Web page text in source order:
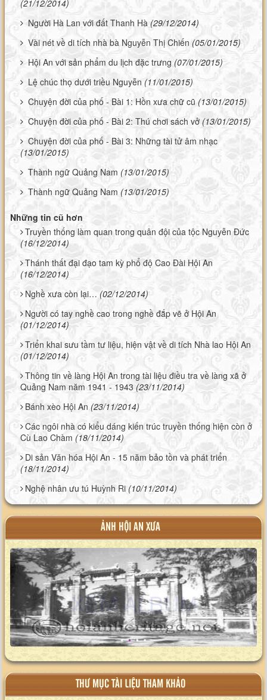
(21/12/2014)
Người Hà Lan với đất Thanh Hà (29/12/2014)
Vài nét về di tích nhà bà Nguyễn Thị Chiến (05/01/2015)
Hội An với sản phẩm du lịch đặc trưng (07/01/2015)
Lệ chúc thọ dưới triều Nguyễn (11/01/2015)
Chuyện đời của phố - Bài 1: Hồn xưa chữ cũ (13/01/2015)
Chuyện đời của phố - Bài 2: Thú chơi sách vở (13/01/2015)
Chuyện đời của phố - Bài 3: Những tài tử âm nhạc
(13/01/2015)
Thành ngữ Quảng Nam (13/01/2015)
Thành ngữ Quảng Nam (13/01/2015)
Những tin cũ hơn
Truyền thống làm quan trong quân đội của tộc Nguyễn Đức
(16/12/2014)
Thánh thất đại đạo tam kỳ phổ độ Cao Đài Hội An
(16/12/2014)
Nghề xưa còn lại… (02/12/2014)
Người có tay nghề cao trong nghề đắp vẽ ở Hội An
(01/12/2014)
Triển khai sưu tầm tư liệu, hiện vật về di tích Nhà lao Hội An
(01/12/2014)
Thông tin về làng Hội An trong tài liệu điều tra về làng xã ở
Quảng Nam năm 1941 - 1943 (23/11/2014)
Bánh xèo Hội An (23/11/2014)
Các ngôi nhà có kiểu dáng kiến trúc truyền thống hiện còn ở
Cù Lao Chàm (18/11/2014)
Di sản Văn hóa Hội An - 15 năm bảo tồn và phát triển
(18/11/2014)
Nghệ nhân ưu tú Huỳnh Ri (10/11/2014)
ẢNH HỘI AN XƯA
XEM ALBUM
THƯ MỤC TÀI LIỆU THAM KHẢO